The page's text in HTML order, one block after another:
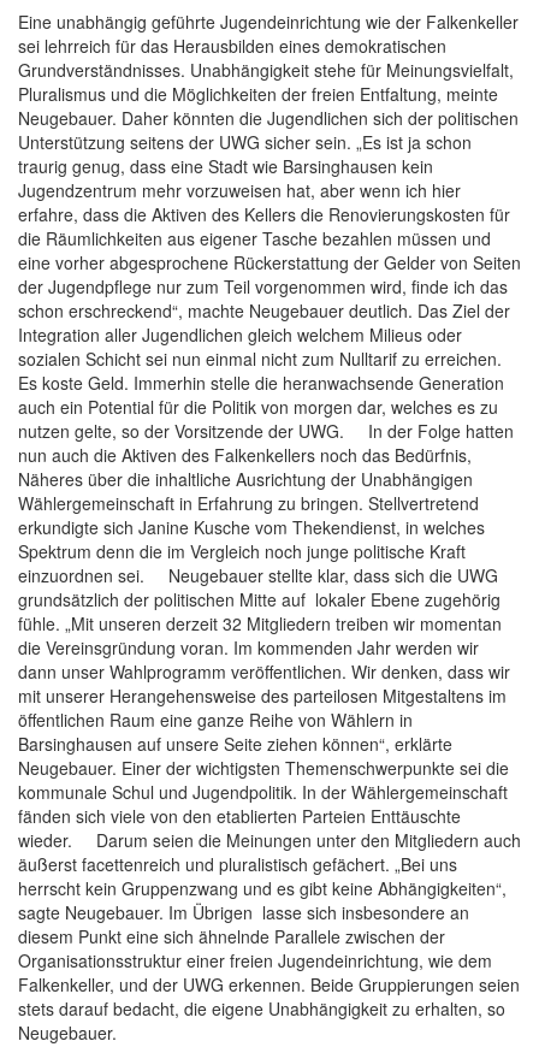
Eine unabhängig geführte Jugendeinrichtung wie der Falkenkeller
sei lehrreich für das Herausbilden eines demokratischen
Grundverständnisses. Unabhängigkeit stehe für Meinungsvielfalt,
Pluralismus und die Möglichkeiten der freien Entfaltung, meinte
Neugebauer. Daher könnten die Jugendlichen sich der politischen
Unterstützung seitens der UWG sicher sein. „Es ist ja schon
traurig genug, dass eine Stadt wie Barsinghausen kein
Jugendzentrum mehr vorzuweisen hat, aber wenn ich hier
erfahre, dass die Aktiven des Kellers die Renovierungskosten für
die Räumlichkeiten aus eigener Tasche bezahlen müssen und
eine vorher abgesprochene Rückerstattung der Gelder von Seiten
der Jugendpflege nur zum Teil vorgenommen wird, finde ich das
schon erschreckend“, machte Neugebauer deutlich. Das Ziel der
Integration aller Jugendlichen gleich welchem Milieus oder
sozialen Schicht sei nun einmal nicht zum Nulltarif zu erreichen.
Es koste Geld. Immerhin stelle die heranwachsende Generation
auch ein Potential für die Politik von morgen dar, welches es zu
nutzen gelte, so der Vorsitzende der UWG. In der Folge hatten
nun auch die Aktiven des Falkenkellers noch das Bedürfnis,
Näheres über die inhaltliche Ausrichtung der Unabhängigen
Wählergemeinschaft in Erfahrung zu bringen. Stellvertretend
erkundigte sich Janine Kusche vom Thekendienst, in welches
Spektrum denn die im Vergleich noch junge politische Kraft
einzuordnen sei. Neugebauer stellte klar, dass sich die UWG
grundsätzlich der politischen Mitte auf lokaler Ebene zugehörig
fühle. „Mit unseren derzeit 32 Mitgliedern treiben wir momentan
die Vereinsgründung voran. Im kommenden Jahr werden wir
dann unser Wahlprogramm veröffentlichen. Wir denken, dass wir
mit unserer Herangehensweise des parteilosen Mitgestaltens im
öffentlichen Raum eine ganze Reihe von Wählern in
Barsinghausen auf unsere Seite ziehen können“, erklärte
Neugebauer. Einer der wichtigsten Themenschwerpunkte sei die
kommunale Schul und Jugendpolitik. In der Wählergemeinschaft
fänden sich viele von den etablierten Parteien Enttäuschte
wieder. Darum seien die Meinungen unter den Mitgliedern auch
äußerst facettenreich und pluralistisch gefächert. „Bei uns
herrscht kein Gruppenzwang und es gibt keine Abhängigkeiten“,
sagte Neugebauer. Im Übrigen lasse sich insbesondere an
diesem Punkt eine sich ähnelnde Parallele zwischen der
Organisationsstruktur einer freien Jugendeinrichtung, wie dem
Falkenkeller, und der UWG erkennen. Beide Gruppierungen seien
stets darauf bedacht, die eigene Unabhängigkeit zu erhalten, so
Neugebauer.